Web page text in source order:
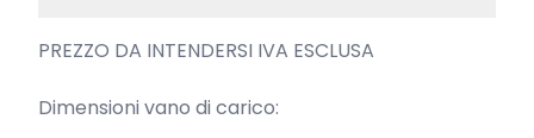
PREZZO DA INTENDERSI IVA ESCLUSA
Dimensioni vano di carico: